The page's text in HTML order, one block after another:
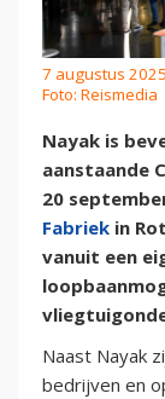
7 augustus
Foto: Reismedia
Nayak is
aanstaande
20
Fabriek in
vanuit een
Naast Nayak
bedrijven en